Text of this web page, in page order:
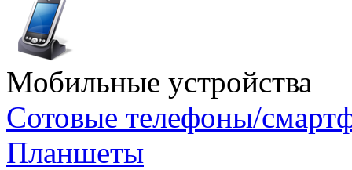
Мобильные устройства
Сотовые телефоны/
Планшеты